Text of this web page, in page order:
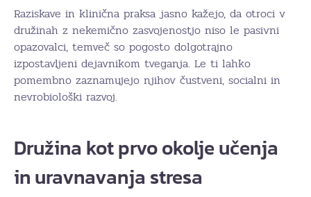
Raziskave in klinična praksa jasno kažejo, da otroci v
družinah z nekemično zasvojenostjo niso le pasivni
opazovalci, temveč so pogosto dolgotrajno
izpostavljeni dejavnikom tveganja. Le ti lahko
pomembno zaznamujejo njihov čustveni, socialni in
nevrobiološki razvoj.
Družina kot prvo okolje učenja
in uravnavanja stresa